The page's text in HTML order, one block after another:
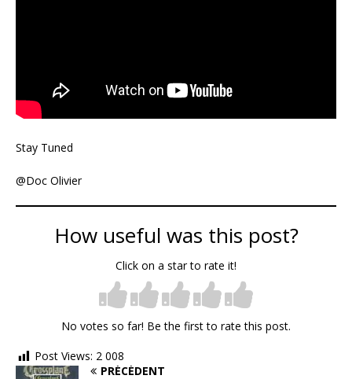
Stay Tuned
@Doc Olivier
How useful was this post?
Click on a star to rate it!
No votes so far! Be the first to rate this post.
Post Views: 2 008
PRÉCÉDENT